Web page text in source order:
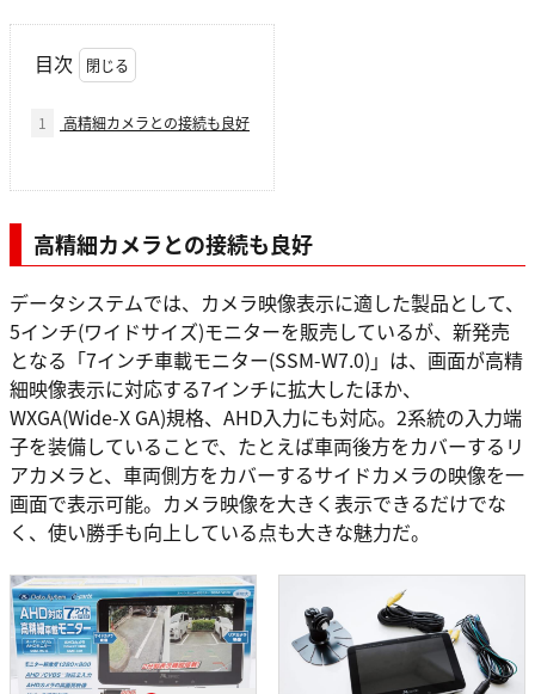
目次
1 高精細カメラとの接続も良好
高精細カメラとの接続も良好
データシステムでは、カメラ映像表示に適した製品として、
5インチ(ワイドサイズ)モニターを販売しているが、新発売
となる「7インチ車載モニター(SSM-W7.0)」は、画面が高精
細映像表示に対応する7インチに拡大したほか、
WXGA(Wide-X GA)規格、AHD入力にも対応。2系統の入力端
子を装備していることで、たとえば車両後方をカバーするリ
アカメラと、車両側方をカバーするサイドカメラの映像を一
画面で表示可能。カメラ映像を大きく表示できるだけでな
く、使い勝手も向上している点も大きな魅力だ。